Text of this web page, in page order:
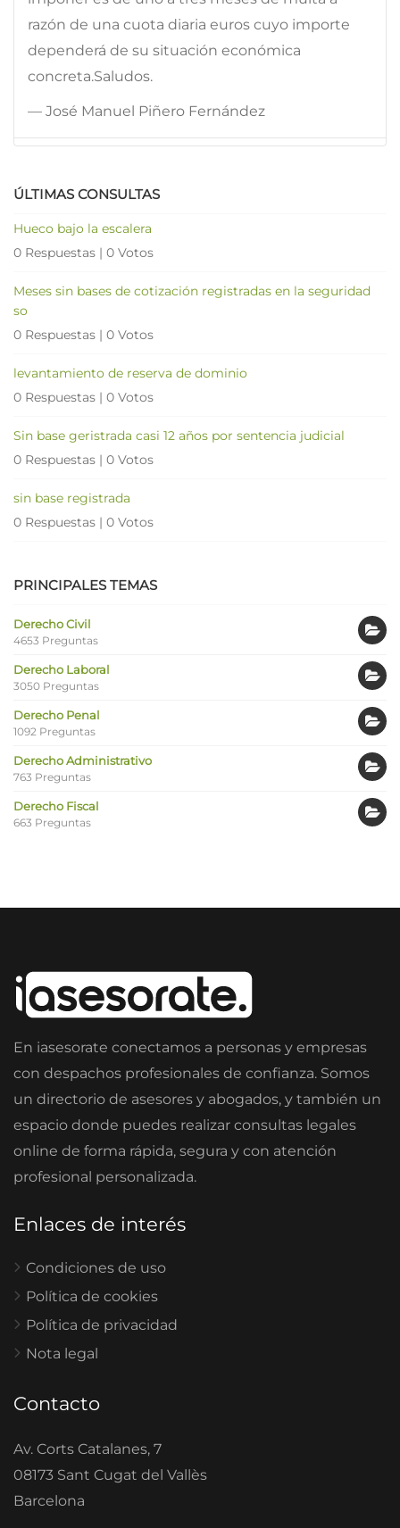
razón de una cuota diaria euros cuyo importe
dependerá de su situación económica
concreta.Saludos.
— José Manuel Piñero Fernández
ÚLTIMAS CONSULTAS
Hueco bajo la escalera
0 Respuestas | 0 Votos
Meses sin bases de cotización registradas en la seguridad
so
0 Respuestas | 0 Votos
levantamiento de reserva de dominio
0 Respuestas | 0 Votos
Sin base geristrada casi 12 años por sentencia judicial
0 Respuestas | 0 Votos
sin base registrada
0 Respuestas | 0 Votos
PRINCIPALES TEMAS
Derecho Civil
4653 Preguntas
Derecho Laboral
3050 Preguntas
Derecho Penal
1092 Preguntas
Derecho Administrativo
763 Preguntas
Derecho Fiscal
663 Preguntas
En iasesorate conectamos a personas y empresas
con despachos profesionales de confianza. Somos
un directorio de asesores y abogados, y también un
espacio donde puedes realizar consultas legales
online de forma rápida, segura y con atención
profesional personalizada.
Enlaces de interés
Condiciones de uso
Política de cookies
Política de privacidad
Nota legal
Contacto
Av. Corts Catalanes, 7
08173 Sant Cugat del Vallès
Barcelona